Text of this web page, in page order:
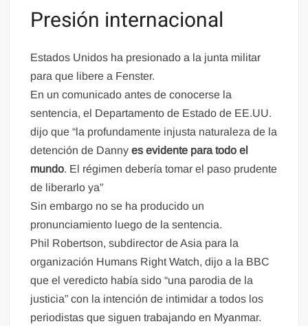
Presión internacional
Estados Unidos ha presionado a la junta militar
para que libere a Fenster.
En un comunicado antes de conocerse la
sentencia, el Departamento de Estado de EE.UU.
dijo que “la profundamente injusta naturaleza de la
detención de Dannyes evidente para todo el
mundo. El régimen debería tomar el paso prudente
de liberarlo ya”
Sin embargo no se ha producido un
pronunciamiento luego de la sentencia.
Phil Robertson, subdirector de Asia para la
organización Humans Right Watch, dijo a la BBC
que el veredicto había sido “una parodia de la
justicia” con la intención de intimidar a todos los
periodistas que siguen trabajando en Myanmar.